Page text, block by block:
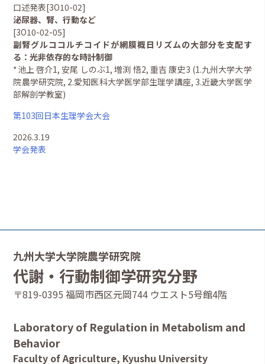
口述発表[3O10-02]
泌尿器、腎、行動など
[3O10-02-05]
副腎グルココルチコイドが網膜概日リズムの大部分を支配す
る：光非依存的な時計制御
*池上 啓介1, 安尾 しのぶ1, 増渕 悟2, 重吉 康史3 (1.九州大学大学
院農学研究院, 2.愛知医科大学医学部生理学講座, 3.近畿大学医学
部解剖学教室)
第103回日本生理学会大会
2026.3.19
学会発表
九州大学大学院農学研究院
代謝・行動制御学研究分野
〒819-0395 福岡市西区元岡744 ウエスト5号館4階
Laboratory of Regulation in Metabolism and
Behavior
Faculty of Agriculture, Kyushu University